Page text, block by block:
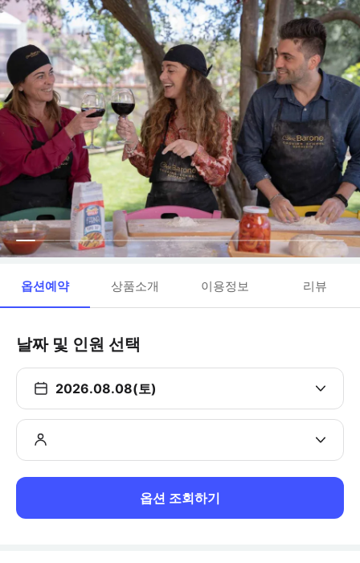
옵션예약 상품소개 이용정보 리뷰
날짜 및 인원 선택
2026.08.08(토)
옵션 조회하기